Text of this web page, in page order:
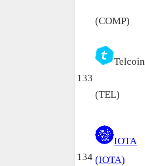
(COMP)
133
Telcoin
(TEL)
134
IOTA
(IOTA)